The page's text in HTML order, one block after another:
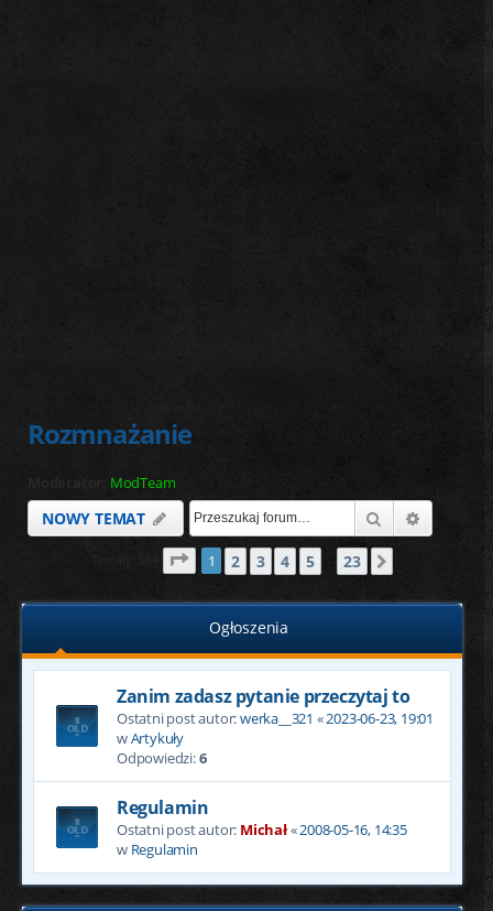
Rozmnażanie
ModTeam
NOWY TEMAT Szukaj
Strona z 23
1 2 3 4 5 23
Ogłoszenia
Zanim zadasz pytanie przeczytaj to
Ostatni post autor:werka__321 «2023-06-23, 19:01
wArtykuły
Odpowiedzi:6
Regulamin
Ostatni post autor: Michał«2008-05-16, 14:35
w Regulamin